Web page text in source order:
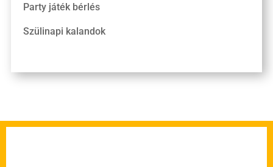
Party játék bérlés
Szülinapi kalandok